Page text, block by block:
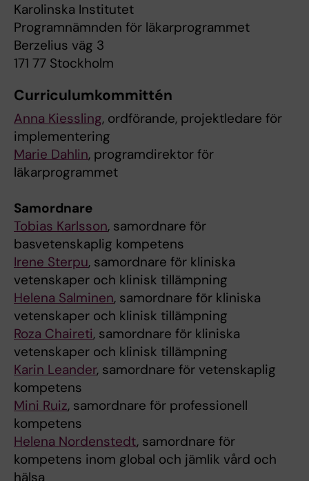
Karolinska Institutet
Programnämnden för läkarprogrammet
Berzelius väg 3
171 77 Stockholm
Curriculumkommittén
Anna Kiessling, ordförande, projektledare för
implementering
Marie Dahlin, programdirektor för
läkarprogrammet
Samordnare
Tobias Karlsson, samordnare för
basvetenskaplig kompetens
Irene Sterpu, samordnare för kliniska
vetenskaper och klinisk tillämpning
Helena Salminen, samordnare för kliniska
vetenskaper och klinisk tillämpning
Roza Chaireti, samordnare för kliniska
vetenskaper och klinisk tillämpning
Karin Leander, samordnare för vetenskaplig
kompetens
Mini Ruiz, samordnare för professionell
kompetens
Helena Nordenstedt, samordnare för
kompetens inom global och jämlik vård och
hälsa